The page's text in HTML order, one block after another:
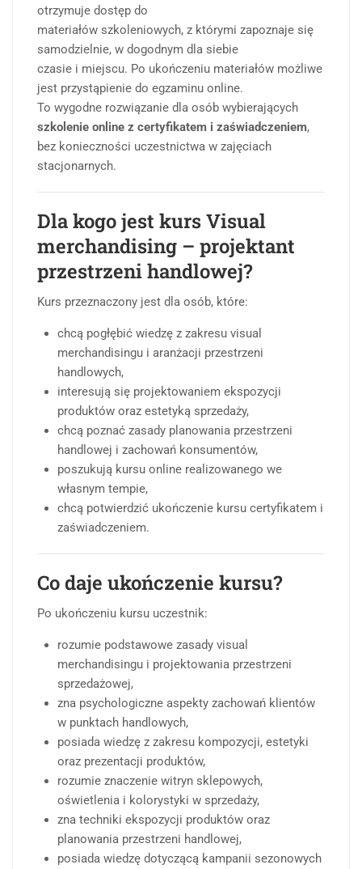
otrzymuje dostęp do
materiałów szkoleniowych, z którymi zapoznaje się
samodzielnie, w dogodnym dla siebie
czasie i miejscu. Po ukończeniu materiałów możliwe
jest przystąpienie do egzaminu online.
To wygodne rozwiązanie dla osób wybierających
szkolenie online z certyfikatem i zaświadczeniem,
bez konieczności uczestnictwa w zajęciach
stacjonarnych.
Dla kogo jest kurs Visual
merchandising – projektant
przestrzeni handlowej?
Kurs przeznaczony jest dla osób, które:
chcą pogłębić wiedzę z zakresu visual
merchandisingu i aranżacji przestrzeni
handlowych,
interesują się projektowaniem ekspozycji
produktów oraz estetyką sprzedaży,
chcą poznać zasady planowania przestrzeni
handlowej i zachowań konsumentów,
poszukują kursu online realizowanego we
własnym tempie,
chcą potwierdzić ukończenie kursu certyfikatem i
zaświadczeniem.
Co daje ukończenie kursu?
Po ukończeniu kursu uczestnik:
rozumie podstawowe zasady visual
merchandisingu i projektowania przestrzeni
sprzedażowej,
zna psychologiczne aspekty zachowań klientów
w punktach handlowych,
posiada wiedzę z zakresu kompozycji, estetyki
oraz prezentacji produktów,
rozumie znaczenie witryn sklepowych,
oświetlenia i kolorystyki w sprzedaży,
zna techniki ekspozycji produktów oraz
planowania przestrzeni handlowej,
posiada wiedzę dotyczącą kampanii sezonowych